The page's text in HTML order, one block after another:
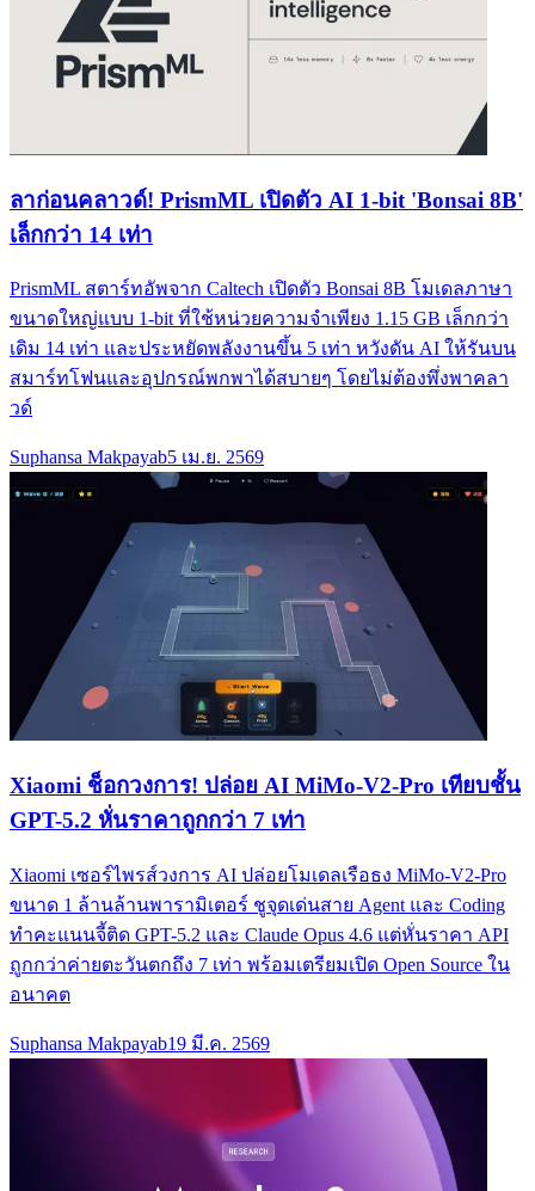
ลาก่อนคลาวด์! PrismML เปิดตัว AI 1-bit 'Bonsai 8B'
เล็กกว่า 14 เท่า
PrismML สตาร์ทอัพจาก Caltech เปิดตัว Bonsai 8B โมเดลภาษา
ขนาดใหญ่แบบ 1-bit ที่ใช้หน่วยความจำเพียง 1.15 GB เล็กกว่า
เดิม 14 เท่า และประหยัดพลังงานขึ้น 5 เท่า หวังดัน AI ให้รันบน
สมาร์ทโฟนและอุปกรณ์พกพาได้สบายๆ โดยไม่ต้องพึ่งพาคลา
วด์
Suphansa Makpayab5 เม.ย. 2569
Xiaomi ช็อกวงการ! ปล่อย AI MiMo-V2-Pro เทียบชั้น
GPT-5.2 หั่นราคาถูกกว่า 7 เท่า
Xiaomi เซอร์ไพรส์วงการ AI ปล่อยโมเดลเรือธง MiMo-V2-Pro
ขนาด 1 ล้านล้านพารามิเตอร์ ชูจุดเด่นสาย Agent และ Coding
ทำคะแนนจี้ติด GPT-5.2 และ Claude Opus 4.6 แต่หั่นราคา API
ถูกกว่าค่ายตะวันตกถึง 7 เท่า พร้อมเตรียมเปิด Open Source ใน
อนาคต
Suphansa Makpayab19 มี.ค. 2569